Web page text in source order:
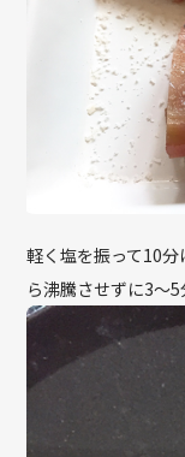
軽く塩を振って10
ら沸騰させずに3〜5